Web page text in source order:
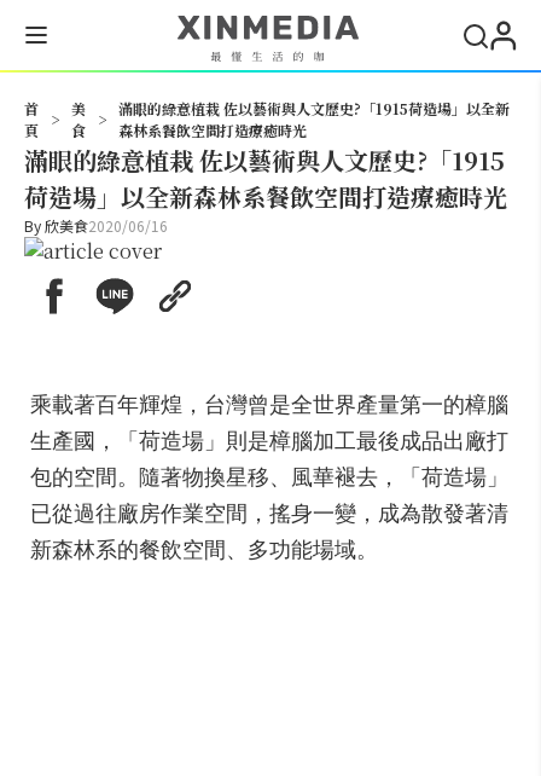
首
頁
>
美
食
>
滿眼的綠意植栽 佐以藝術與人文歷史?「1915荷造場」以全新
森林系餐飲空間打造療癒時光
滿眼的綠意植栽 佐以藝術與人文歷史?「1915
荷造場」以全新森林系餐飲空間打造療癒時光
By欣美食2020/06/16
乘載著百年輝煌，台灣曾是全世界產量第一的樟腦
生產國，「荷造場」則是樟腦加工最後成品出廠打
包的空間。隨著物換星移、風華褪去，「荷造場」
已從過往廠房作業空間，搖身一變，成為散發著清
新森林系的餐飲空間、多功能場域。